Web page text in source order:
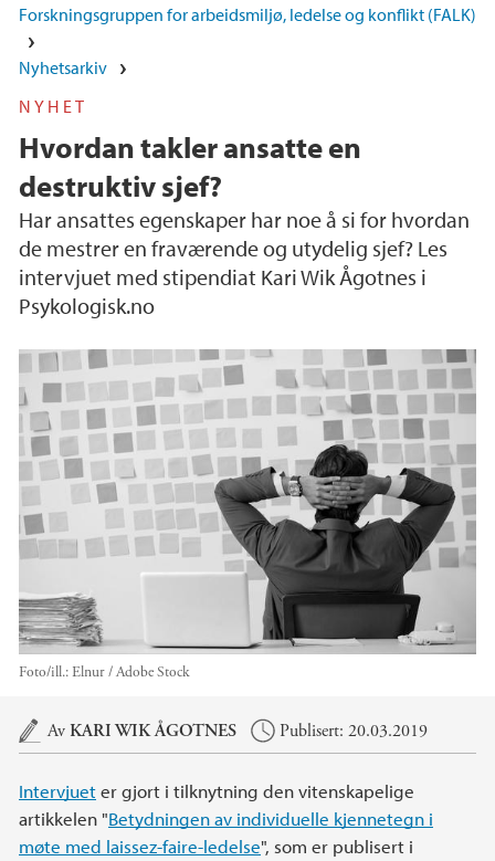
Forskningsgruppen for arbeidsmiljø, ledelse og konflikt (FALK)
Nyhetsarkiv
NYHET
Hvordan takler ansatte en
destruktiv sjef?
Har ansattes egenskaper har noe å si for hvordan
de mestrer en fraværende og utydelig sjef? Les
intervjuet med stipendiat Kari Wik Ågotnes i
Psykologisk.no
Foto/ill.:Elnur / Adobe Stock
Hovedinnhold
AvKARI WIK ÅGOTNES Publisert: 20.03.2019
Intervjueter gjort i tilknytning den vitenskapelige
artikkelen "Betydningen av individuelle kjennetegn i
møte med laissez-faire-ledelse", som er publisert i